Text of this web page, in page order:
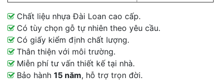
Chất liệu nhựa Đài Loan cao cấp.
Có tùy chọn gỗ tự nhiên theo yêu cầu.
Có giấy kiểm định chất lượng.
Thân thiện với môi trường.
Miễn phí tư vấn thiết kế tại nhà.
Bảo hành 15 năm, hỗ trợ trọn đời.